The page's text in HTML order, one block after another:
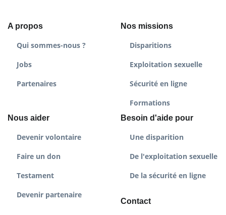
A propos
Qui sommes-nous ?
Jobs
Partenaires
Nos missions
Disparitions
Exploitation sexuelle
Sécurité en ligne
Formations
Nous aider
Devenir volontaire
Faire un don
Testament
Devenir partenaire
Besoin d'aide pour
Une disparition
De l'exploitation sexuelle
De la sécurité en ligne
Contact